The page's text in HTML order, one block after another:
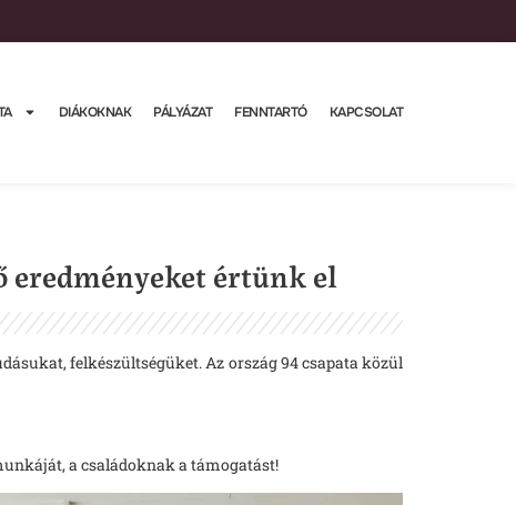
DIÁKOKNAK PÁLYÁZAT FENNTARTÓ KAPCSOLAT
eredményeket értünk el
felkészültségüket. Az ország 94 csapata közül
a családoknak a támogatást!